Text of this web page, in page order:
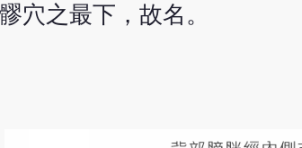
穴之最下，故名。